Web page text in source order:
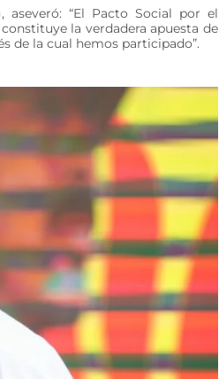
aseveró: “El Pacto Social por el
la verdadera apuesta de
de la cual hemos participado”.